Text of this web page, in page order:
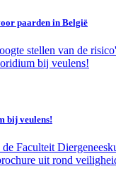
paarden in België
stellen van de
bij veulens!
Faculteit